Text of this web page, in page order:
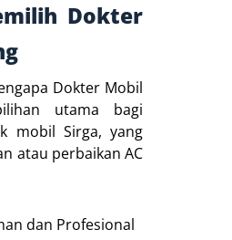
Dokter
Dokter Mobil
utama bagi
mobil Sirga, yang
atau perbaikan AC
dan Profesional